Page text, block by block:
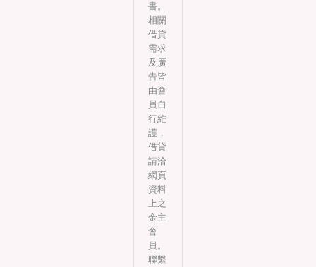
書。
相關
借貸
需求
及廣
告皆
由會
員自
行維
護，
借貸
請洽
網頁
資料
上之
金主
會
員。
聯繫